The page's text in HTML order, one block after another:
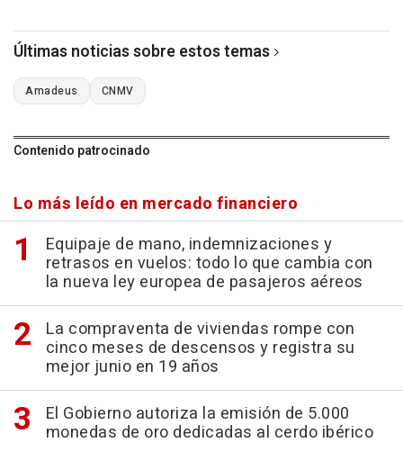
Últimas noticias sobre estos temas
Amadeus CNMV
Contenido patrocinado
Lo más leído en mercado financiero
Equipaje de mano, indemnizaciones y
retrasos en vuelos: todo lo que cambia con
la nueva ley europea de pasajeros aéreos
La compraventa de viviendas rompe con
cinco meses de descensos y registra su
mejor junio en 19 años
El Gobierno autoriza la emisión de 5.000
monedas de oro dedicadas al cerdo ibérico